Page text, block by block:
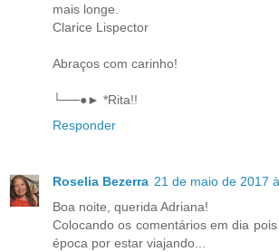
mais longe.
Clarice Lispector
Abraços com carinho!
└──●► *Rita!!
Responder
Roselia Bezerra 21 de maio de 2017
Boa noite, querida Adriana!
Colocando os comentários em dia
época por estar viajando...